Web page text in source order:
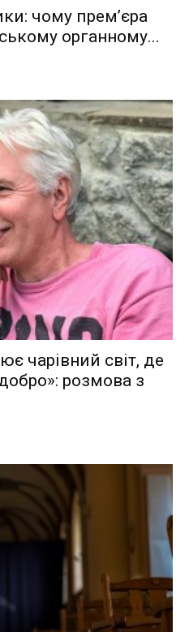
чому прем’єра
органному...
чарівний світ, де
розмова з